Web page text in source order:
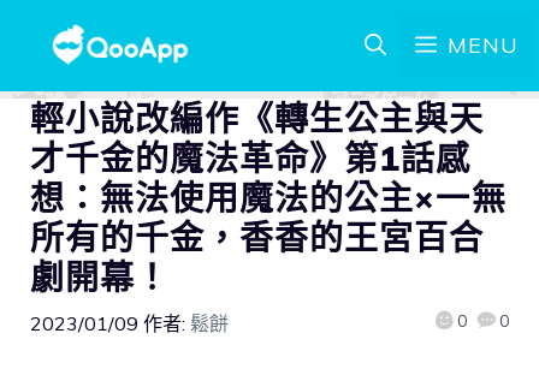
MENU
輕小說改編作《轉生公主與天
才千金的魔法革命》第1話感
想：無法使用魔法的公主×一無
所有的千金，香香的王宮百合
劇開幕！
2023/01/09 作者: 鬆餅 0 0